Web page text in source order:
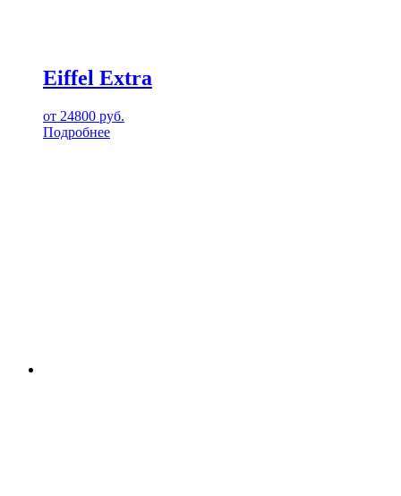
Eiffel Extra
от 24800 руб.
Подробнее